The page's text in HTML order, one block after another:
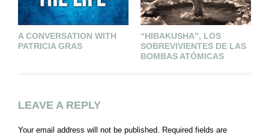
A CONVERSATION WITH
PATRICIA GRAS
“HIBAKUSHA”, LOS
SOBREVIVIENTES DE LAS
BOMBAS ATÓMICAS
LEAVE A REPLY
Your email address will not be published. Required fields are